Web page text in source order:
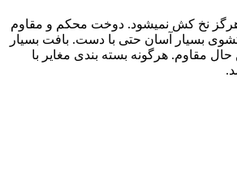
هرگز نخ کش نمیشود. دوخت محکم و مقاوم
بسیار آسان حتی با دست. بافت بسیار
مقاوم. هرگونه بسته بندی مغایر با